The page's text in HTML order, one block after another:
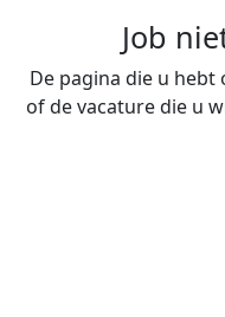
Job
De pagina die u
of de vacature die u